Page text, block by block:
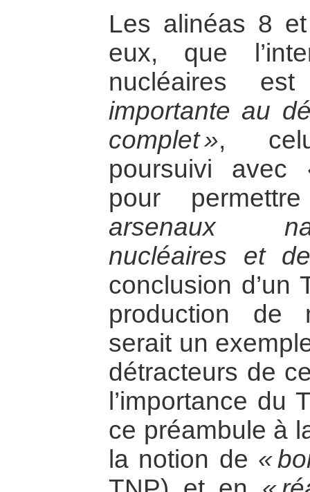
Les alinéas 8
eux, que
nucléaires
importante au
complet »,
poursuivi avec
pour
arsenaux
nucléaires et
conclusion d’un
production de
serait un
détracteurs de
l’importance du
ce préambule à
la notion de «